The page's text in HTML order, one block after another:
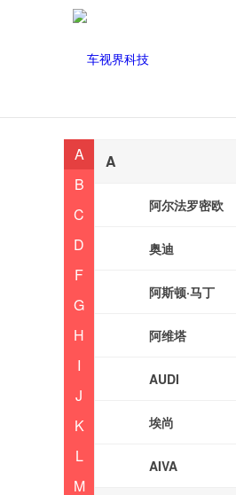
A
B
C
D
F
G
H
I
J
K
L
M
A
阿尔法罗密欧
奥迪
阿斯顿·马丁
阿维塔
AUDI
埃尚
AIVA